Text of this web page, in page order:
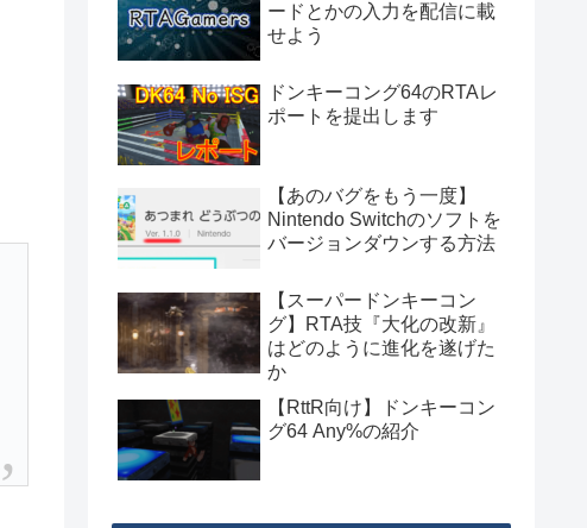
ードとかの入力を配信に載
せよう
ドンキーコング64のRTAレ
ポートを提出します
【あのバグをもう一度】
Nintendo Switchのソフトを
バージョンダウンする方法
【スーパードンキーコン
グ】RTA技『大化の改新』
はどのように進化を遂げた
か
【RttR向け】ドンキーコン
グ64 Any%の紹介